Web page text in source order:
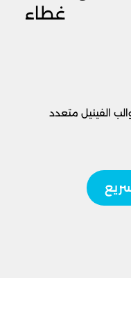
غطاء
الفينيل متعدد